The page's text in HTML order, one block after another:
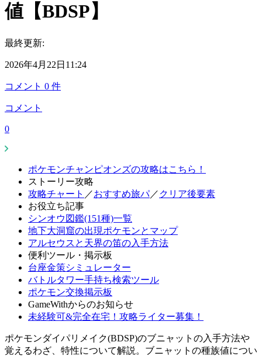
値【BDSP】
最終更新:
2026年4月22日11:24
コメント 0 件
コメント
0
ポケモンチャンピオンズの攻略はこちら！
ストーリー攻略
攻略チャート ／おすすめ旅パ／ クリア後要素
お役立ち記事
シンオウ図鑑(151種)一覧
地下大洞窟の出現ポケモンとマップ
アルセウスと天界の笛の入手方法
便利ツール・掲示板
台座金策シミュレーター
バトルタワー手持ち検索ツール
ポケモン交換掲示板
GameWithからのお知らせ
未経験可&完全在宅！攻略ライター募集！
ポケモンダイパリメイク(BDSP)のブニャットの入手方法や
覚えるわざ、特性について解説。ブニャットの種族値につい